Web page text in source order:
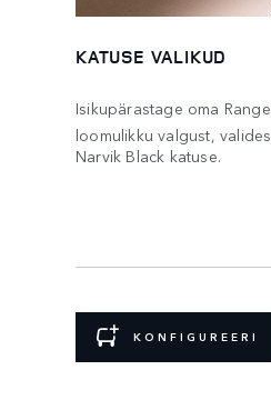
KATUSE VALIKUD
Isikupärastage oma
loomulikku valgust,
Narvik Black katuse.
KONFIGUREERI